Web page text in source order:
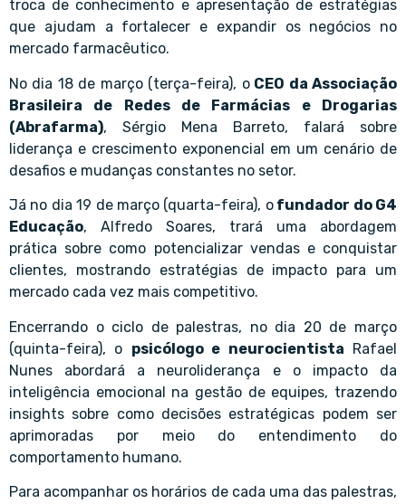
troca de conhecimento e apresentação de estratégias
que ajudam a fortalecer e expandir os negócios no
mercado farmacêutico.
No dia 18 de março (terça-feira), oCEO da Associação
Brasileira de Redes de Farmácias e Drogarias
(Abrafarma), Sérgio Mena Barreto, falará sobre
liderança e crescimento exponencial em um cenário de
desafios e mudanças constantes no setor.
Já no dia 19 de março (quarta-feira), ofundador do G4
Educação, Alfredo Soares, trará uma abordagem
prática sobre como potencializar vendas e conquistar
clientes, mostrando estratégias de impacto para um
mercado cada vez mais competitivo.
Encerrando o ciclo de palestras, no dia 20 de março
(quinta-feira), o psicólogo e neurocientista Rafael
Nunes abordará a neuroliderança e o impacto da
inteligência emocional na gestão de equipes, trazendo
insights sobre como decisões estratégicas podem ser
aprimoradas por meio do entendimento do
comportamento humano.
Para acompanhar os horários de cada uma das palestras,